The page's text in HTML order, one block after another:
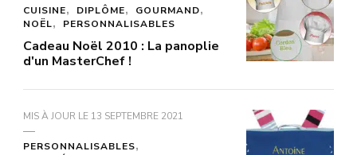
CUISINE DIPLÔME
GOURMAND
NOËL
PERSONNALISABLES
Cadeau Noël 2010 : La panoplie
d'un MasterChef !
MIS À JOUR LE 13 SEPTEMBRE 2021
PERSONNALISABLES